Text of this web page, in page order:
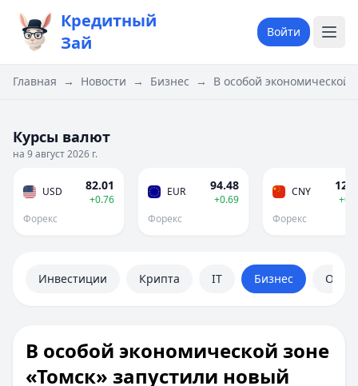
Кредитный
Зай
Войти
Главная → Новости → Бизнес → В особой экономической
Курсы валют
на 9 август 2026 г.
USD 82.01
+0.76
Форекс
EUR 94.48
+0.69
Форекс
CNY
Форекс
Инвестиции Крипта IT Бизнес
В особой экономической зоне
«Томск» запустили новый